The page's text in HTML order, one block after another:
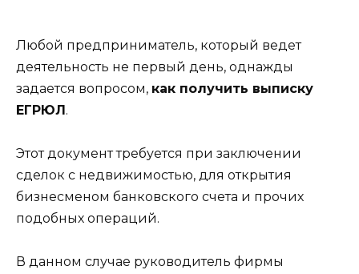
Любой предприниматель, который ведет
деятельность не первый день, однажды
задается вопросом, как получить выписку
ЕГРЮЛ.
Этот документ требуется при заключении
сделок с недвижимостью, для открытия
бизнесменом банковского счета и прочих
подобных операций.
В данном случае руководитель фирмы